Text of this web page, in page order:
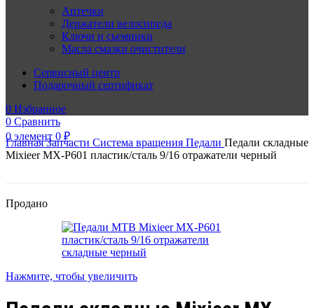
Аптечки
Держатели велосипеда
Ключи и сьемники
Масла смазки очистители
Сервисный центр
Подарочный сертификат
0 Избранное
0 Сравнить
0элемент 0 ₽
ГлавнаяЗапчасти Система вращения Педали Педали складные
Mixieer MX-P601 пластик/сталь 9/16 отражатели черный
Продано
Нажмите, чтобы увеличить